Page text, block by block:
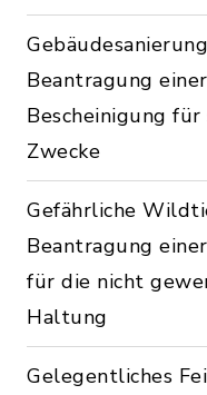
Beantragung einer
Bescheinigung
Zwecke
Gefährliche
Beantragung
für die nicht
Haltung
Gelegentliches